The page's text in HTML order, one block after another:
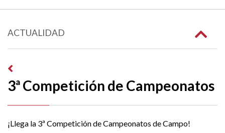
ACTUALIDAD
3ª Competición de Campeonatos
¡Llega la 3ª Competición de Campeonatos de Campo!